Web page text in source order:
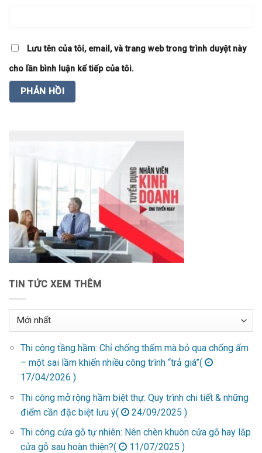
Lưu tên của tôi, email, và trang web trong trình duyệt này
cho lần bình luận kế tiếp của tôi.
TIN TỨC XEM THÊM
Thi công tầng hầm: Chỉ chống thấm mà bỏ qua chống ẩm
– một sai lầm khiến nhiều công trình “trả giá”(
17/04/2026 )
Thi công mở rộng hầm biệt thự: Quy trình chi tiết & những
điểm cần đặc biệt lưu ý(
24/09/2025 )
Thi công cửa gỗ tự nhiên: Nên chèn khuôn cửa gỗ hay lắp
cửa gỗ sau hoàn thiện?(
11/07/2025 )